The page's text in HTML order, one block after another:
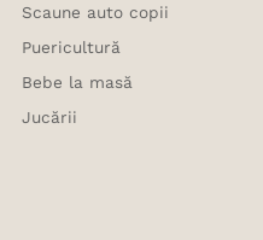
Scaune auto copii
Puericultură
Bebe la masă
Jucării